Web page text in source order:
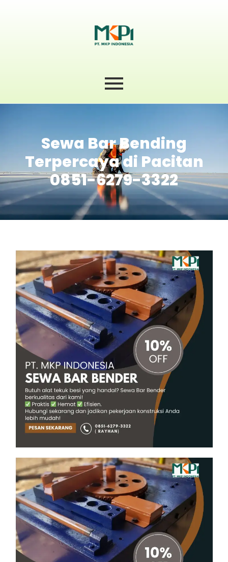
Sewa Bar Bending
Terpercaya di Pacitan
0851-6279-3322